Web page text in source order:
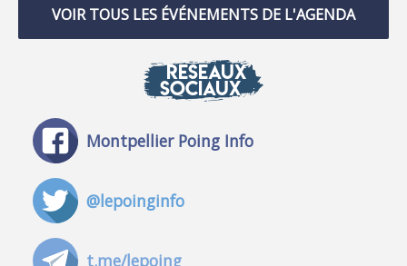
VOIR TOUS LES ÉVÉNEMENTS DE L'AGENDA
RÉSEAUX
SOCIAUX
Montpellier Poing Info
@lepoinginfo
t.me/lepoing